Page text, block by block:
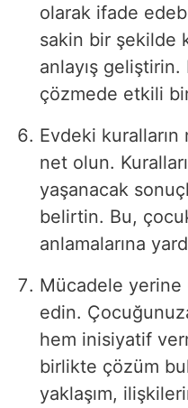
olarak ifade
sakin bir şekilde
anlayış
çözmede etkili
Evdeki
net olun.
yaşanacak
belirtin. Bu,
anlamalarına
Mücadele
edin.
hem inisiyatif
birlikte çözüm
yaklaşım,